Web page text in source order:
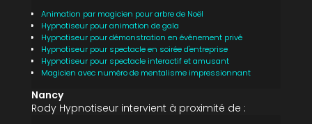
Animation par magicien pour arbre de Noël
Hypnotiseur pour animation de gala
Hypnotiseur pour démonstration en événement privé
Hypnotiseur pour spectacle en soirée d'entreprise
Hypnotiseur pour spectacle interactif et amusant
Magicien avec numéro de mentalisme impressionnant
Nancy
Rody Hypnotiseur intervient à proximité de :